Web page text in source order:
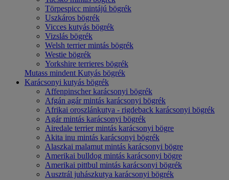
Törpespicc mintájú bögrék
Uszkáros bögrék
Vicces kutyás bögrék
Vizslás bögrék
Welsh terrier mintás bögrék
Westie bögrék
Yorkshire terrieres bögrék
Mutass mindent Kutyás bögrék
Karácsonyi kutyás bögrék
Affenpinscher karácsonyi bögrék
Afgán agár mintás karácsonyi bögrék
Afrikai oroszlánkutya - rigdeback karácsonyi bögrék
Agár mintás karácsonyi bögrék
Airedale terrier mintás karácsonyi bögre
Akita inu mintás karácsonyi bögrék
Alaszkai malamut mintás karácsonyi bögre
Amerikai bulldog mintás karácsonyi bögre
Amerikai pittbul mintás karácsonyi bögrék
Ausztrál juhászkutya karácsonyi bögrék